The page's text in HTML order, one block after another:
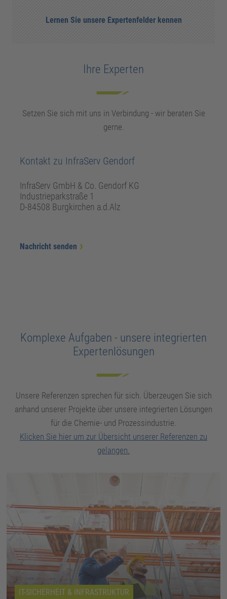
Lernen Sie unsere Expertenfelder kennen
Ihre Experten
Setzen Sie sich mit uns in Verbindung - wir beraten Sie
gerne.
Kontakt zu InfraServ Gendorf
InfraServ GmbH & Co. Gendorf KG
Industrieparkstraße 1
D-84508 Burgkirchen a.d.Alz
Nachricht senden
Komplexe Aufgaben - unsere integrierten
Expertenlösungen
Unsere Referenzen sprechen für sich. Überzeugen Sie sich
anhand unserer Projekte über unsere integrierten Lösungen
für die Chemie- und Prozessindustrie.
Klicken Sie hier um zur Übersicht unserer Referenzen zu
gelangen.
IT-SICHERHEIT & INFRASTRUKTUR